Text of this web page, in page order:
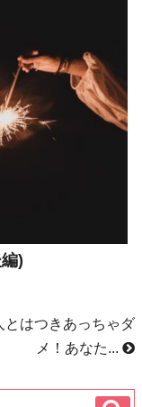
)
とはつきあっちゃダ
メ！あなた...